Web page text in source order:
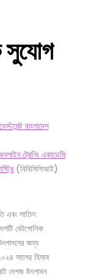
সুযোগ
বাংলাদেশ
ট্রেনিং একাডেমি
(বিবিসিসিআই)
এবং লাতিন
ভৌগোলিক
জন্য
সালের হিসাব
দেশজ উৎপাদন